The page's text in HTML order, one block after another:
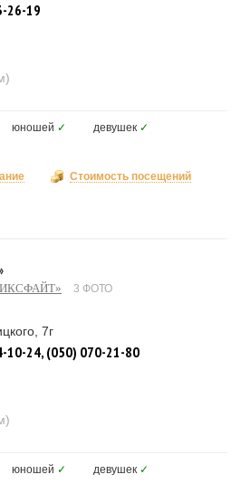
26-19
юношей ✓ девушек ✓
Стоимость посещений
3 ФОТО
7г
10-24, (050) 070-21-80
юношей ✓ девушек ✓